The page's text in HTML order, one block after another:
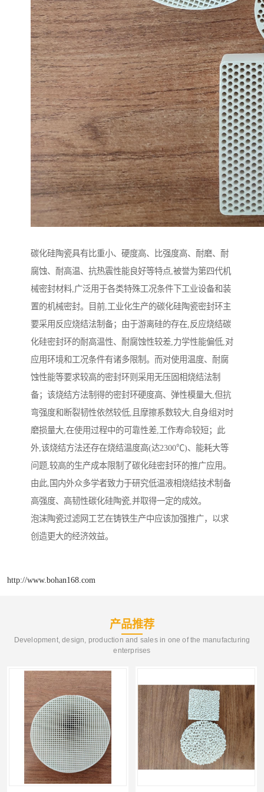
碳化硅陶瓷具有比重小、硬度高、比强度高、耐磨、耐
腐蚀、耐高温、抗热震性能良好等特点,被誉为第四代机
械密封材料,广泛用于各类特殊工况条件下工业设备和装
置的机械密封。目前,工业化生产的碳化硅陶瓷密封环主
要采用反应烧结法制备；由于游离硅的存在,反应烧结碳
化硅密封环的耐高温性、耐腐蚀性较差,力学性能偏低,对
应用环境和工况条件有诸多限制。而对使用温度、耐腐
蚀性能等要求较高的密封环则采用无压固相烧结法制
备；该烧结方法制得的密封环硬度高、弹性模量大,但抗
弯强度和断裂韧性依然较低,且摩擦系数较大,自身组对时
磨损量大,在使用过程中的可靠性差,工作寿命较短；此
外,该烧结方法还存在烧结温度高(达2300℃)、能耗大等
问题,较高的生产成本限制了碳化硅密封环的推广应用。
由此,国内外众多学者致力于研究低温液相烧结技术制备
高强度、高韧性碳化硅陶瓷,并取得一定的成效。
泡沫陶瓷过滤网工艺在铸铁生产中应该加强推广，以求
创造更大的经济效益。
http://www.bohan168.com
产品推荐
Development, design, production and sales in one of the manufacturing
enterprises